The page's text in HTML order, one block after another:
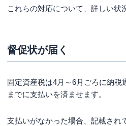
これらの対応について、詳しい状
督促状が届く
固定資産税は4月～6月ごろに納税
までに支払いを済ませます。
支払いがなかった場合、記載され